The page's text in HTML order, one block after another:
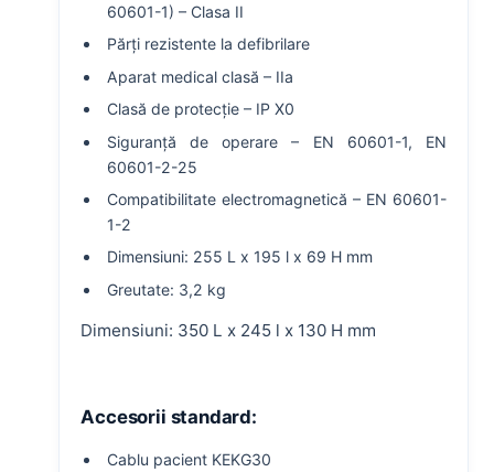
60601-1) – Clasa II
Părți rezistente la defibrilare
Aparat medical clasă – IIa
Clasă de protecție – IP X0
Siguranță de operare – EN 60601-1, EN
60601-2-25
Compatibilitate electromagnetică – EN 60601-
1-2
Dimensiuni: 255 L x 195 l x 69 H mm
Greutate: 3,2 kg
Dimensiuni: 350 L x 245 l x 130 H mm
Accesorii standard:
Cablu pacient KEKG30